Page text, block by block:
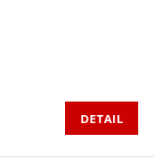
DETAIL